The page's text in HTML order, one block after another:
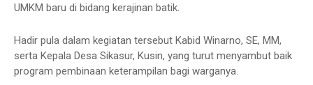
UMKM baru di bidang kerajinan batik.
Hadir pula dalam kegiatan tersebut Kabid Winarno, SE, MM,
serta Kepala Desa Sikasur, Kusin, yang turut menyambut baik
program pembinaan keterampilan bagi warganya.